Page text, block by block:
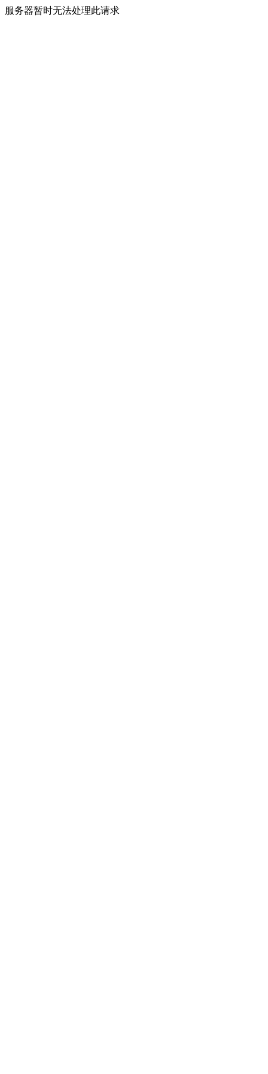
服务器暂时无法处理此请求